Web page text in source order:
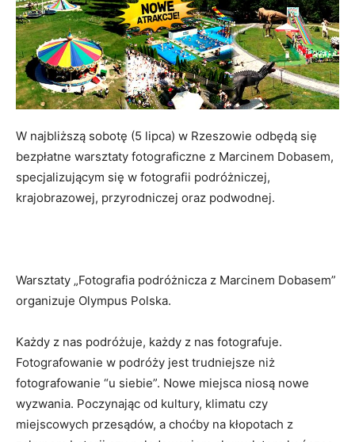
W najbliższą sobotę (5 lipca) w Rzeszowie odbędą się
bezpłatne warsztaty fotograficzne z Marcinem Dobasem,
specjalizującym się w fotografii podróżniczej,
krajobrazowej, przyrodniczej oraz podwodnej.
Warsztaty „Fotografia podróżnicza z Marcinem Dobasem”
organizuje Olympus Polska.
Każdy z nas podróżuje, każdy z nas fotografuje.
Fotografowanie w podróży jest trudniejsze niż
fotografowanie “u siebie”. Nowe miejsca niosą nowe
wyzwania. Poczynając od kultury, klimatu czy
miejscowych przesądów, a choćby na kłopotach z